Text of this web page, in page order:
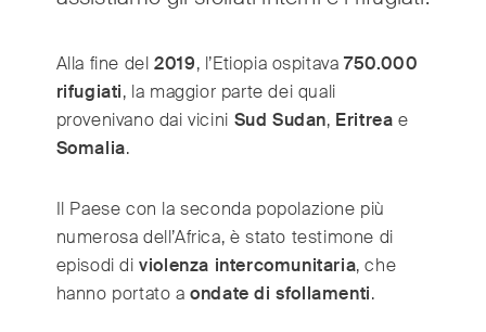
Alla fine del2019, l’Etiopia ospitava750.000
rifugiati, la maggior parte dei quali
provenivano dai vicini Sud Sudan, Eritrea e
Somalia.
Il Paese con la seconda popolazione più
numerosa dell’Africa, è stato testimone di
episodi diviolenza intercomunitaria, che
hanno portato aondate di sfollamenti.
International (English)
Argentina (Español)
Belgium (Nederlands/Français)
Brazil (Português)
Canada (English/Français)
Czech Republic (Česky/English)